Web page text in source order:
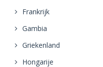
Frankrijk
Gambia
Griekenland
Hongarije